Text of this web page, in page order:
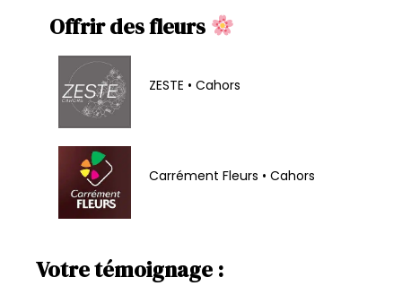
Offrir des fleurs
ZESTE • Cahors
Carrément Fleurs • Cahors
Votre témoignage :